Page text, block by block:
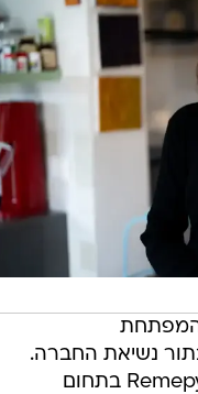
המפתחת
נשיאת החברה.
בשנת 2022 הקימה את חברת Remepy בתחום